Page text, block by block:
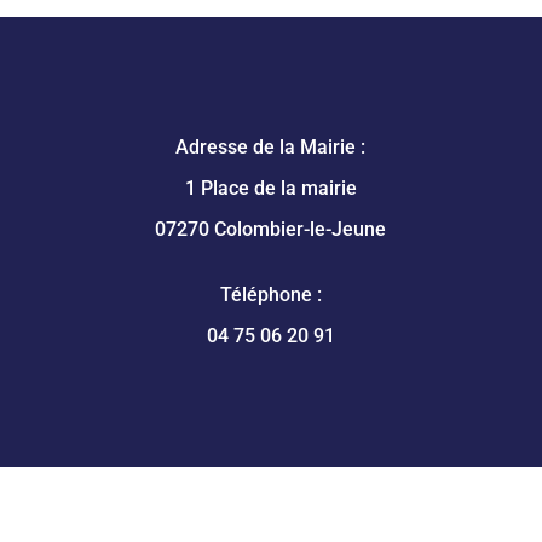
Adresse de la Mairie :
1 Place de la mairie
07270 Colombier-le-Jeune
Téléphone :
04 75 06 20 91